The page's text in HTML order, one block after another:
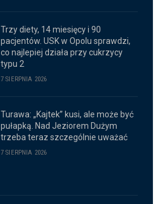
Trzy diety, 14 miesięcy i 90
pacjentów. USK w Opolu sprawdzi,
co najlepiej działa przy cukrzycy
typu 2
7 SIERPNIA 2026
Turawa: „Kajtek” kusi, ale może być
pułapką. Nad Jeziorem Dużym
trzeba teraz szczególnie uważać
7 SIERPNIA 2026